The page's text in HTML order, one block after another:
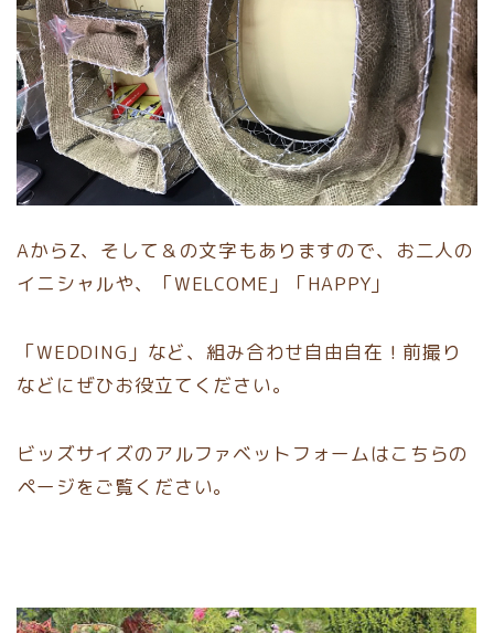
AからZ、そして＆の文字もありますので、お二人の
イニシャルや、「WELCOME」「HAPPY」
「WEDDING」など、組み合わせ自由自在！前撮り
などにぜひお役立てください。
ビッズサイズのアルファベットフォームはこちらの
ページをご覧ください。